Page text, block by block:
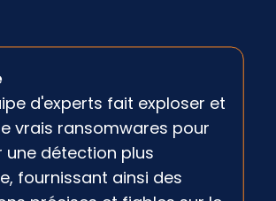
d'experts fait exploser et
vrais ransomwares pour
une détection plus
fournissant ainsi des